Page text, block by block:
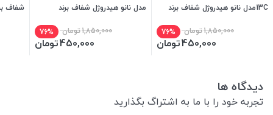
13Cمدل نانو هیدروژل شفاف برند
1,850,000تومان 76%
450,000تومان
مدل نانو هیدروژل شفاف برند
1,850,000تومان 76%
450,000تومان
شفاف
دیدگاه ها
تجربه خود را با ما به اشتراگ بگذارید